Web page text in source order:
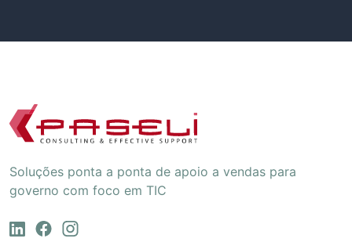
Soluções ponta a ponta de apoio a vendas para
governo com foco em TIC